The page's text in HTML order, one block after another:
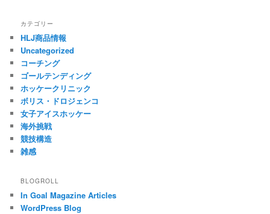
カテゴリー
HLJ商品情報
Uncategorized
コーチング
ゴールテンディング
ホッケークリニック
ボリス・ドロジェンコ
女子アイスホッケー
海外挑戦
競技構造
雑感
BLOGROLL
In Goal Magazine Articles
WordPress Blog